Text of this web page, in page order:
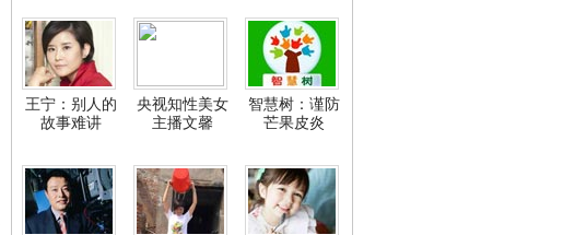
王宁：别人的
故事难讲
央视知性美女
主播文馨
智慧树：谨防
芒果皮炎